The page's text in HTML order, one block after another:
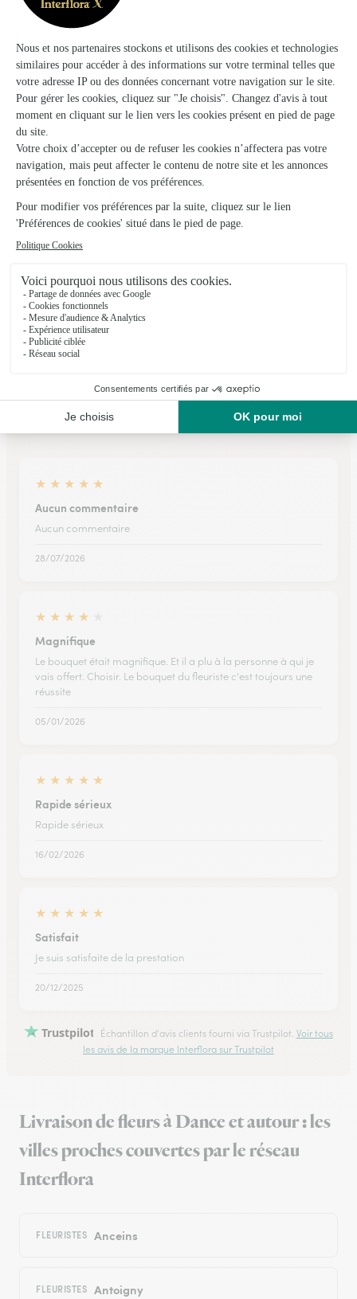
★★★★4.5 (171)
70, rue du Mans
Voir la boutique
O Mille et Une Fleur
Pre en Pail St Samson
Voir la boutique
Ils ont fait livrer des fleurs ou une plante à
★ ★ ★ ★ ★
Aucun commentaire
Aucun commentaire
28/07/2026
★ ★ ★ ★
Magnifique
Le bouquet était magnifique. Et il a plu à la personne à qui je
vais offert. Choisir. Le bouquet du fleuriste c'est toujours une
réussite
05/01/2026
★ ★ ★ ★ ★
Rapide sérieux
Rapide sérieux
16/02/2026
★ ★ ★ ★ ★
Satisfait
Je suis satisfaite de la prestation
20/12/2025
Trustpilot Échantillon d'avis clients fourni via Trustpilot. Voir tous
les avis de la marque Interflora sur Trustpilot
Livraison de fleurs à Dance et autour : les
villes proches couvertes par le réseau
Interflora
FLEURISTES Anceins
FLEURISTES Antoigny